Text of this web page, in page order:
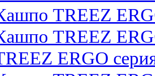
TREEZ
TREEZ
ERGO